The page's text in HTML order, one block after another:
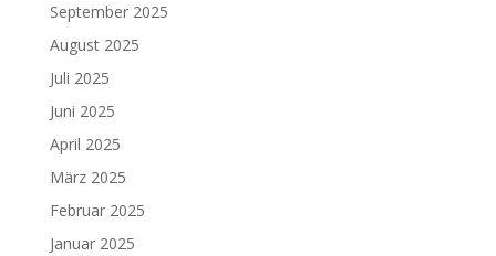
September 2025
August 2025
Juli 2025
Juni 2025
April 2025
März 2025
Februar 2025
Januar 2025